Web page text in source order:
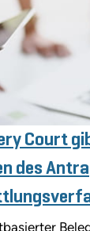
Court
des